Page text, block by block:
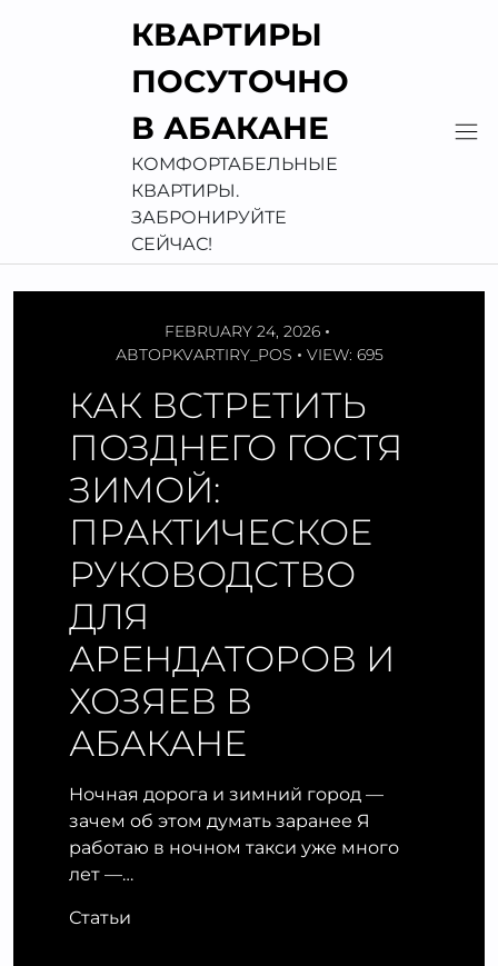
КВАРТИРЫ
ПОСУТОЧНО
В АБАКАНЕ
КОМФОРТАБЕЛЬНЫЕ
КВАРТИРЫ.
ЗАБРОНИРУЙТЕ
СЕЙЧАС!
FEBRUARY 24, 2026
АВТОРKVARTIRY_POS VIEW: 695
КАК ВСТРЕТИТЬ
ПОЗДНЕГО ГОСТЯ
ЗИМОЙ:
ПРАКТИЧЕСКОЕ
РУКОВОДСТВО
ДЛЯ
АРЕНДАТОРОВ И
ХОЗЯЕВ В
АБАКАНЕ
Ночная дорога и зимний город —
зачем об этом думать заранее Я
работаю в ночном такси уже много
лет —…
Статьи